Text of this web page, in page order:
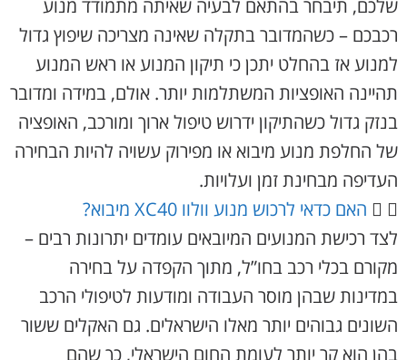
שלכם, תיבחר בהתאם לבעיה שאיתה מתמודד מנוע
רכבכם – כשהמדובר בתקלה שאינה מצריכה שיפוץ גדול
למנוע אז בהחלט יתכן כי תיקון המנוע או ראש המנוע
תהיינה האופציות המשתלמות יותר. אולם, במידה ומדובר
בנזק גדול כשהתיקון ידרוש טיפול ארוך ומורכב, האופציה
של החלפת מנוע מיבוא או מפירוק עשויה להיות הבחירה
העדיפה מבחינת זמן ועלויות.
האם כדאי לרכוש מנוע וולוו XC40 מיבוא?
לצד רכישת המנועים המיובאים עומדים יתרונות רבים –
מקורם בכלי רכב בחו”ל, מתוך הקפדה על בחירה
במדינות שבהן מוסר העבודה ומודעות לטיפולי הרכב
השונים גבוהים יותר מאלו הישראלים. גם האקלים ששור
בהן הוא קר יותר לעומת החום הישראלי, כך שהם